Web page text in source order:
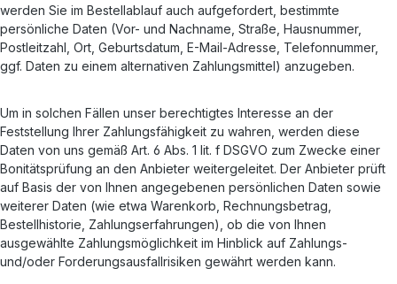
werden Sie im Bestellablauf auch aufgefordert, bestimmte
persönliche Daten (Vor- und Nachname, Straße, Hausnummer,
Postleitzahl, Ort, Geburtsdatum, E-Mail-Adresse, Telefonnummer,
ggf. Daten zu einem alternativen Zahlungsmittel) anzugeben.
Um in solchen Fällen unser berechtigtes Interesse an der
Feststellung Ihrer Zahlungsfähigkeit zu wahren, werden diese
Daten von uns gemäß Art. 6 Abs. 1 lit. f DSGVO zum Zwecke einer
Bonitätsprüfung an den Anbieter weitergeleitet. Der Anbieter prüft
auf Basis der von Ihnen angegebenen persönlichen Daten sowie
weiterer Daten (wie etwa Warenkorb, Rechnungsbetrag,
Bestellhistorie, Zahlungserfahrungen), ob die von Ihnen
ausgewählte Zahlungsmöglichkeit im Hinblick auf Zahlungs-
und/oder Forderungsausfallrisiken gewährt werden kann.